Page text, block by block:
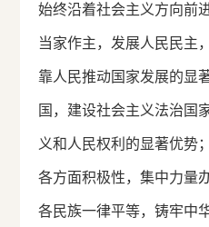
始终沿着社会主义方向前
当家作主，发展人民民主
靠人民推动国家发展的显
国，建设社会主义法治国
义和人民权利的显著优势
各方面积极性，集中力量
各民族一律平等，铸牢中